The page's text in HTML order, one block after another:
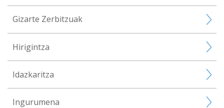
Gizarte Zerbitzuak
Hirigintza
Idazkaritza
Ingurumena